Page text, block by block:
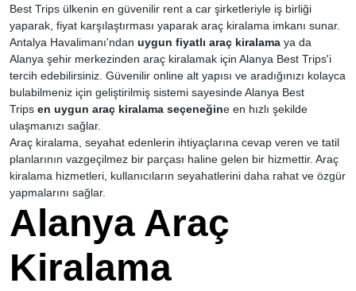
Best Trips ülkenin en güvenilir rent a car şirketleriyle iş birliği
yaparak, fiyat karşılaştırması yaparak araç kiralama imkanı sunar.
Antalya Havalimanı'ndan uygun fiyatlı araç kiralama ya da
Alanya şehir merkezinden araç kiralamak için Alanya Best Trips'i
tercih edebilirsiniz. Güvenilir online alt yapısı ve aradığınızı kolayca
bulabilmeniz için geliştirilmiş sistemi sayesinde Alanya Best
Trips en uygun araç kiralama seçeneğine en hızlı şekilde
ulaşmanızı sağlar.
Araç kiralama, seyahat edenlerin ihtiyaçlarına cevap veren ve tatil
planlarının vazgeçilmez bir parçası haline gelen bir hizmettir. Araç
kiralama hizmetleri, kullanıcıların seyahatlerini daha rahat ve özgür
yapmalarını sağlar.
Alanya Araç
Kiralama